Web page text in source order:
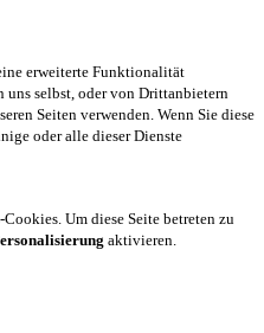
erweiterte Funktionalität
selbst, oder von Drittanbietern
Seiten verwenden. Wenn Sie diese
oder alle dieser Dienste
Um diese Seite betreten zu
aktivieren.